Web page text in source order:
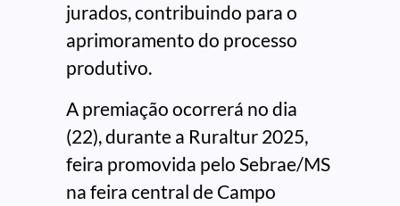
jurados, contribuindo para o
aprimoramento do processo
produtivo.
A premiação ocorrerá no dia
(22), durante a Ruraltur 2025,
feira promovida pelo Sebrae/MS
na feira central de Campo